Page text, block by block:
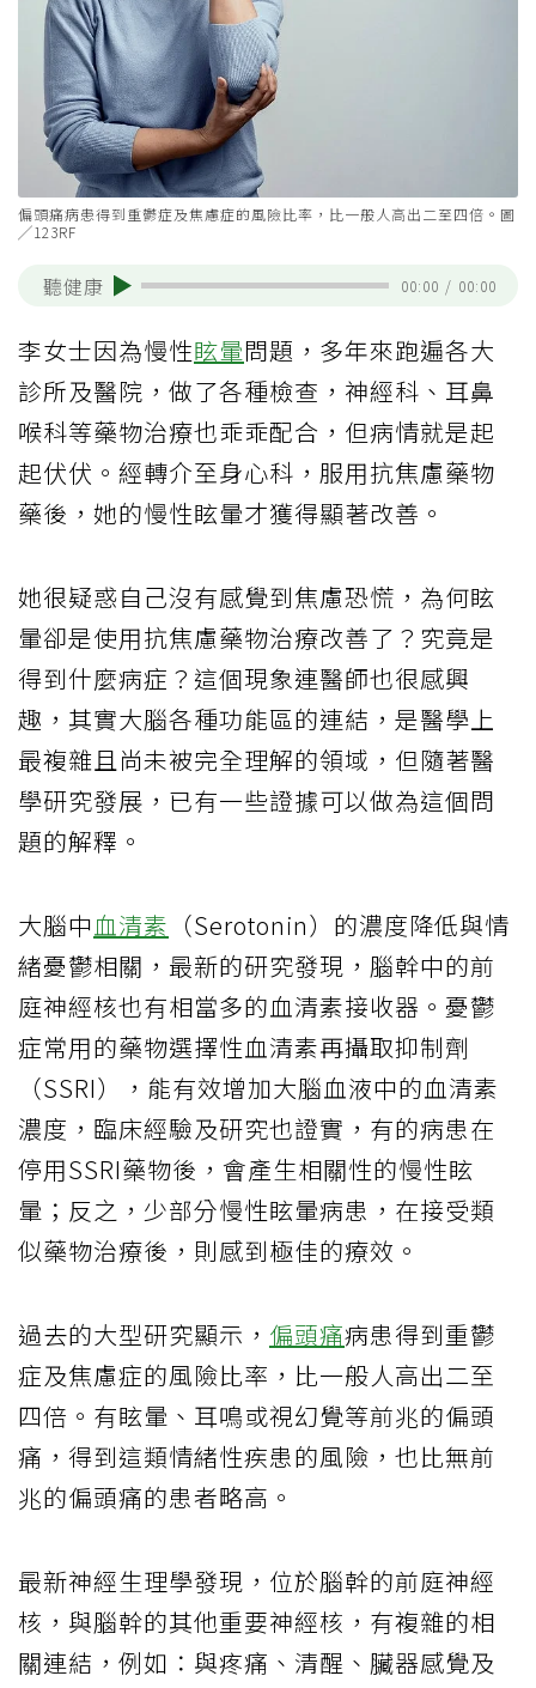
偏頭痛病患得到重鬱症及焦慮症的風險比率，比一般人高出二至四倍。圖
╱123RF
聽健康 00:00 / 00:00
李女士因為慢性眩暈問題，多年來跑遍各大
診所及醫院，做了各種檢查，神經科、耳鼻
喉科等藥物治療也乖乖配合，但病情就是起
起伏伏。經轉介至身心科，服用抗焦慮藥物
藥後，她的慢性眩暈才獲得顯著改善。
她很疑惑自己沒有感覺到焦慮恐慌，為何眩
暈卻是使用抗焦慮藥物治療改善了？究竟是
得到什麼病症？這個現象連醫師也很感興
趣，其實大腦各種功能區的連結，是醫學上
最複雜且尚未被完全理解的領域，但隨著醫
學研究發展，已有一些證據可以做為這個問
題的解釋。
大腦中血清素 （Serotonin）的濃度降低與情
緒憂鬱相關，最新的研究發現，腦幹中的前
庭神經核也有相當多的血清素接收器。憂鬱
症常用的藥物選擇性血清素再攝取抑制劑
（SSRI），能有效增加大腦血液中的血清素
濃度，臨床經驗及研究也證實，有的病患在
停用SSRI藥物後，會產生相關性的慢性眩
暈；反之，少部分慢性眩暈病患，在接受類
似藥物治療後，則感到極佳的療效。
過去的大型研究顯示， 偏頭痛病患得到重鬱
症及焦慮症的風險比率，比一般人高出二至
四倍。有眩暈、耳鳴或視幻覺等前兆的偏頭
痛，得到這類情緒性疾患的風險，也比無前
兆的偏頭痛的患者略高。
最新神經生理學發現，位於腦幹的前庭神經
核，與腦幹的其他重要神經核，有複雜的相
關連結，例如：與疼痛、清醒、臟器感覺及